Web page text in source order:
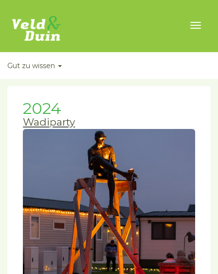
Gut zu wissen
2024
Wadiparty